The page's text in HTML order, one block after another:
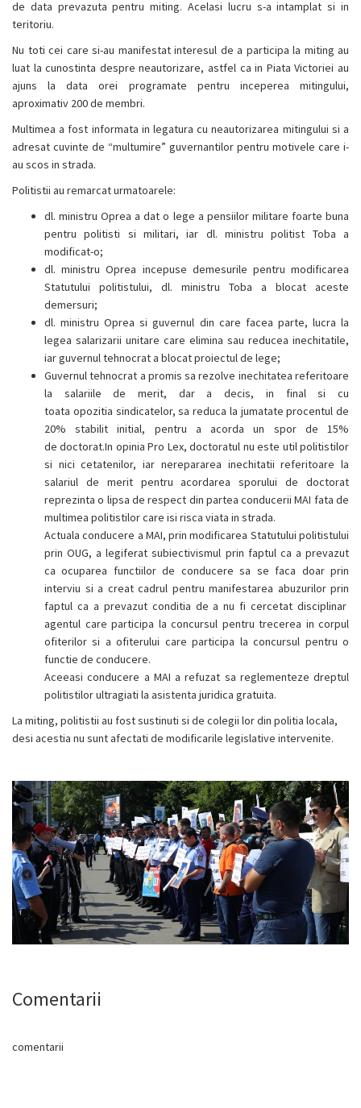
de data prevazuta pentru miting. Acelasi lucru s-a intamplat si in
teritoriu.
Nu toti cei care si-au manifestat interesul de a participa la miting au
luat la cunostinta despre neautorizare, astfel ca in Piata Victoriei au
ajuns la data orei programate pentru inceperea mitingului,
aproximativ 200 de membri.
Multimea a fost informata in legatura cu neautorizarea mitingului si a
adresat cuvinte de “multumire” guvernantilor pentru motivele care i-
au scos in strada.
Politistii au remarcat urmatoarele:
dl. ministru Oprea a dat o lege a pensiilor militare foarte buna
pentru politisti si militari, iar dl. ministru politist Toba a
modificat-o;
dl. ministruOprea incepuse demesurile pentru modificarea
Statutului politistului, dl. ministru Toba a blocat aceste
demersuri;
dl. ministruOprea si guvernul din care facea parte, lucra la
legea salarizarii unitare care elimina sau reducea inechitatile,
iar guvernul tehnocrat a blocat proiectul de lege;
Guvernul tehnocrat a promis sa rezolve inechitatea referitoare
la salariile de merit, dar a decis, in final si cu
toata opozitia sindicatelor, sa reduca la jumatate procentul de
20% stabilit initial, pentru a acorda un spor de 15%
de doctorat.In opinia Pro Lex, doctoratul nu este util politistilor
si nici cetatenilor, iar nerepararea inechitatii referitoare la
salariul de merit pentru acordarea sporului de doctorat
reprezinta o lipsa de respect din partea conducerii MAI fata de
multimea politistilor care isi risca viata in strada.
Actuala conducere a MAI, prin modificarea Statutului politistului
prin OUG, a legiferat subiectivismul prin faptul ca a prevazut
ca ocuparea functiilor de conducere sa se faca doar prin
interviu si a creat cadrul pentru manifestarea abuzurilor prin
faptul ca a prevazut conditia de a nu fi cercetat disciplinar
agentul care participa la concursul pentru trecerea in corpul
ofiterilor si a ofiterului care participa la concursul pentru o
functie de conducere.
Aceeasi conducere a MAI a refuzat sa reglementeze dreptul
politistilor ultragiati la asistenta juridica gratuita.
La miting, politistii au fost sustinuti si de colegii lor din politia locala,
desi acestia nu sunt afectati de modificarile legislative intervenite.
Comentarii
comentarii